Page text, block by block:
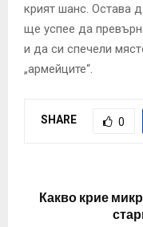
крият шанс. Остава
ще успее да
и да си спечели
„армейците“.
SHARE 0
Какво крие